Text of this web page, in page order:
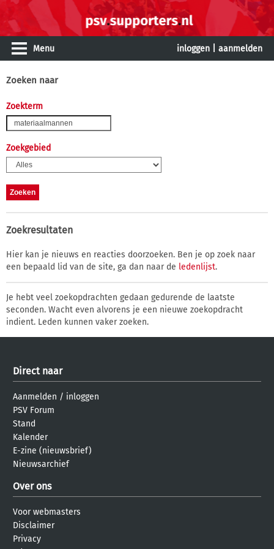
Menu inloggen aanmelden
Zoeken naar
Zoekterm
Zoekgebied
Zoekresultaten
Hier kan je nieuws en reacties doorzoeken. Ben je op zoek naar
een bepaald lid van de site, ga dan naar de ledenlijst.
Je hebt veel zoekopdrachten gedaan gedurende de laatste
seconden. Wacht even alvorens je een nieuwe zoekopdracht
indient. Leden kunnen vaker zoeken.
Direct naar
Aanmelden / inloggen
PSV Forum
Stand
Kalender
E-zine (nieuwsbrief)
Nieuwsarchief
Over ons
Voor webmasters
Disclaimer
Privacy